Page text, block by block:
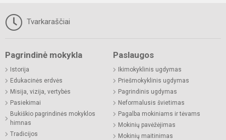
Tvarkaraščiai
Pagrindinė mokykla
Istorija
Edukacinės erdvės
Misija, vizija, vertybės
Pasiekimai
Bukiškio pagrindinės mokyklos
himnas
Tradicijos
Paslaugos
Ikimokyklinis ugdymas
Priešmokyklinis ugdymas
Pagrindinis ugdymas
Neformalusis švietimas
Pagalba mokiniams ir tėvams
Mokinių pavėžėjimas
Mokinių maitinimas